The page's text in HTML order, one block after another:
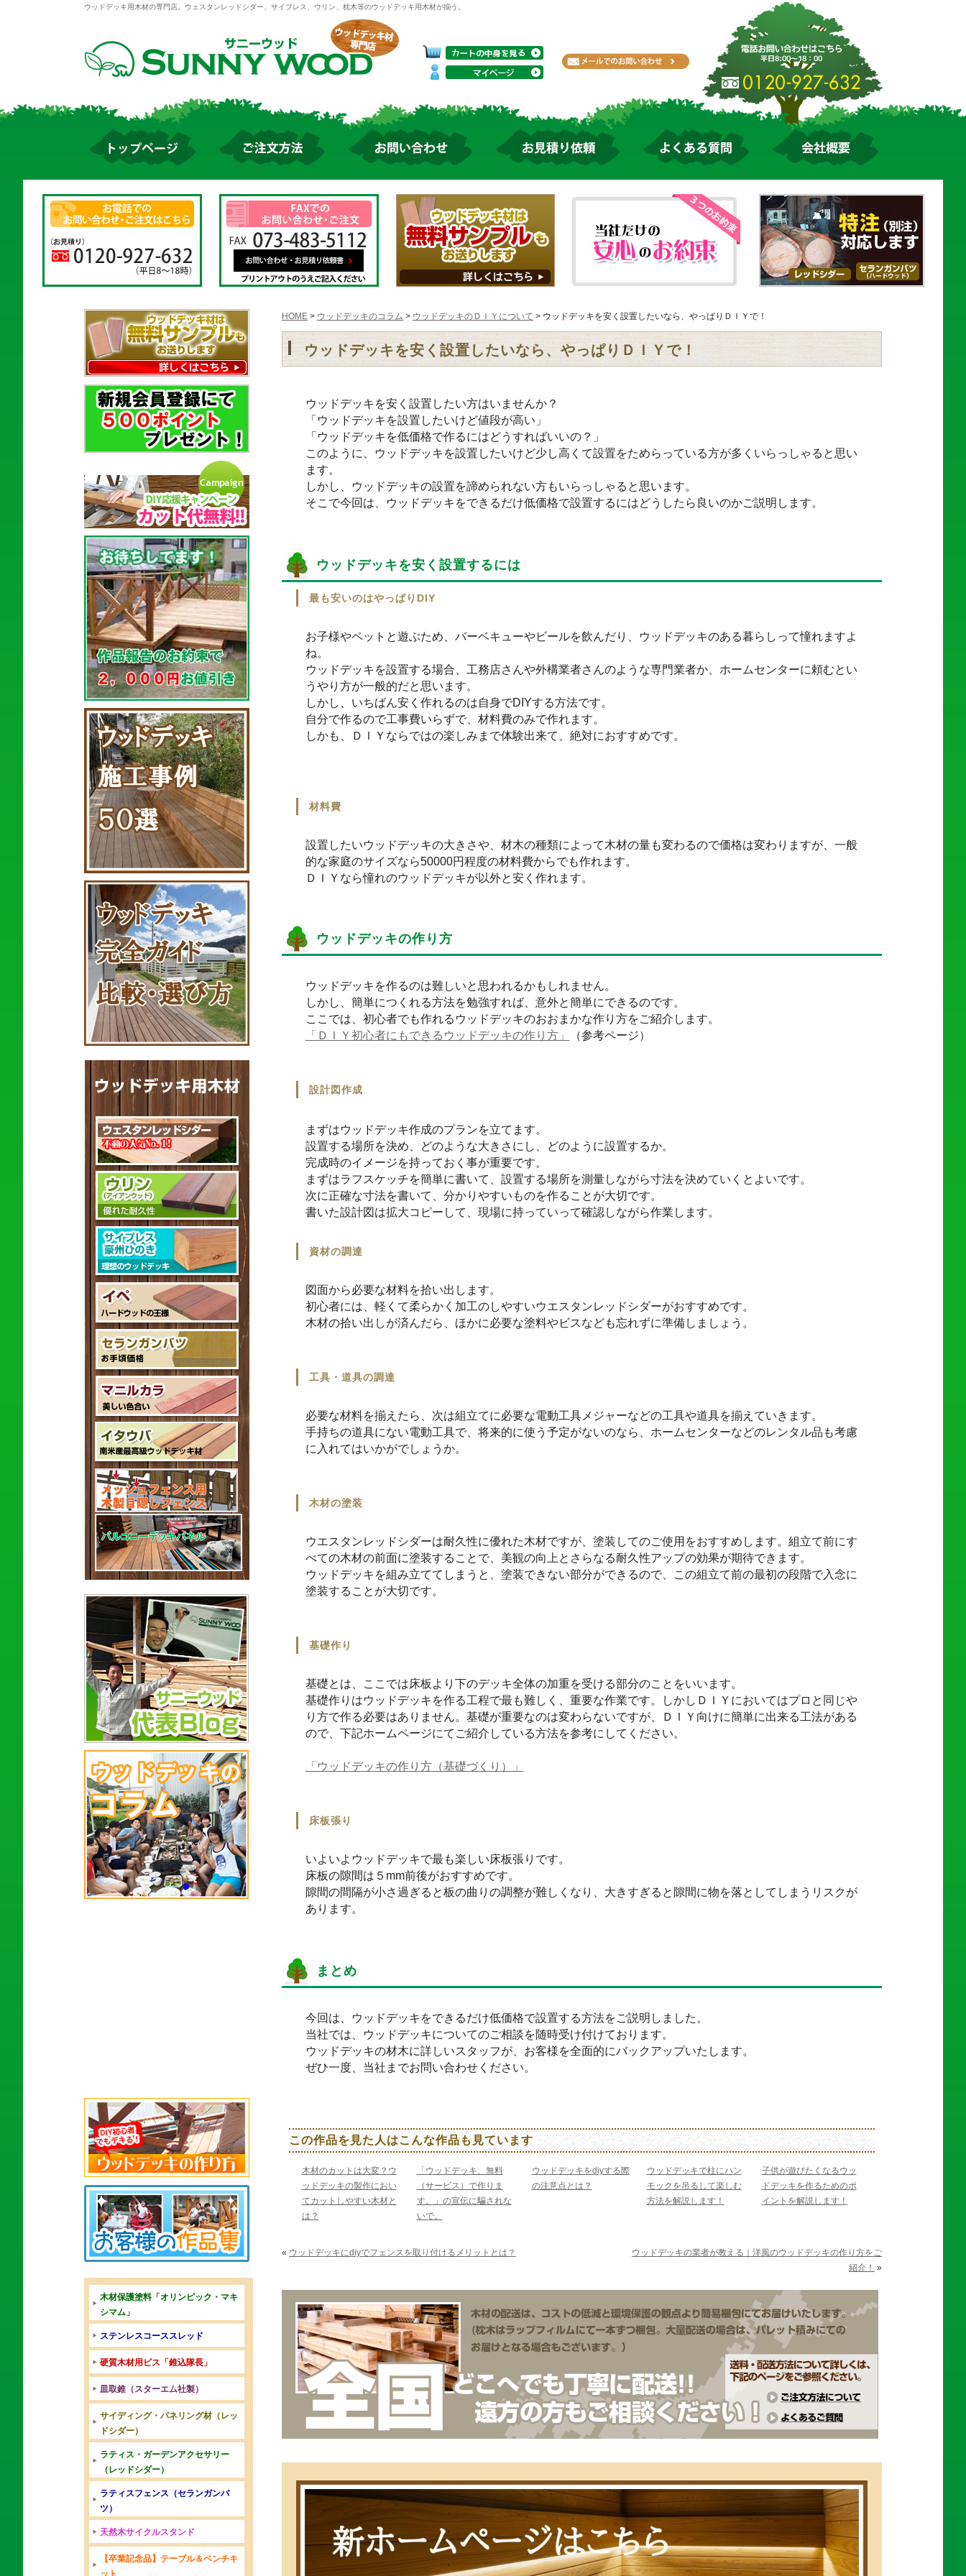
ウッドデッキ用木材の専門店。ウェスタンレッドシダー、サイプレス、ウリン、枕木等のウッドデッキ用木材が揃う。
HOME > ウッドデッキのコラム > ウッドデッキのＤＩＹについて > ウッドデッキを安く設置したいなら、やっぱりＤＩＹで！
ウッドデッキを安く設置したいなら、やっぱりＤＩＹで！
ウッドデッキを安く設置したい方はいませんか？
「ウッドデッキを設置したいけど値段が高い」
「ウッドデッキを低価格で作るにはどうすればいいの？」
このように、ウッドデッキを設置したいけど少し高くて設置をためらっている方が多くいらっしゃると思い
ます。
しかし、ウッドデッキの設置を諦められない方もいらっしゃると思います。
そこで今回は、ウッドデッキをできるだけ低価格で設置するにはどうしたら良いのかご説明します。
ウッドデッキを安く設置するには
最も安いのはやっぱりDIY
お子様やペットと遊ぶため、バーベキューやビールを飲んだり、ウッドデッキのある暮らしって憧れますよ
ね。
ウッドデッキを設置する場合、工務店さんや外構業者さんのような専門業者か、ホームセンターに頼むとい
うやり方が一般的だと思います。
しかし、いちばん安く作れるのは自身でDIYする方法です。
自分で作るので工事費いらずで、材料費のみで作れます。
しかも、ＤＩＹならではの楽しみまで体験出来て、絶対におすすめです。
材料費
設置したいウッドデッキの大きさや、材木の種類によって木材の量も変わるので価格は変わりますが、一般
的な家庭のサイズなら50000円程度の材料費からでも作れます。
ＤＩＹなら憧れのウッドデッキが以外と安く作れます。
ウッドデッキの作り方
ウッドデッキを作るのは難しいと思われるかもしれません。
しかし、簡単につくれる方法を勉強すれば、意外と簡単にできるのです。
ここでは、初心者でも作れるウッドデッキのおおまかな作り方をご紹介します。
「ＤＩＹ初心者にもできるウッドデッキの作り方」
（参考ページ）
設計図作成
まずはウッドデッキ作成のプランを立てます。
設置する場所を決め、どのような大きさにし、どのように設置するか。
完成時のイメージを持っておく事が重要です。
まずはラフスケッチを簡単に書いて、 設置する場所を測量しながら寸法を決めていくとよいです。
次に正確な寸法を書いて、分かりやすいものを作ることが大切です。
書いた設計図は拡大コピーして、 現場に持っていって確認しながら作業します。
資材の調達
図面から必要な材料を拾い出します。
初心者には、軽くて柔らかく加工のしやすいウエスタンレッドシダーがおすすめです。
木材の拾い出しが済んだら、ほかに必要な塗料やビスなども忘れずに準備しましょう。
工具・道具の調達
必要な材料を揃えたら、次は組立てに必要な電動工具メジャーなどの工具や道具を揃えていきます。
手持ちの道具にない電動工具で、将来的に使う予定がないのなら、ホームセンターなどのレンタル品も考慮
に入れてはいかがでしょうか。
木材の塗装
ウエスタンレッドシダーは耐久性に優れた木材ですが、塗装してのご使用をおすすめします。組立て前にす
べての木材の前面に塗装することで、美観の向上とさらなる耐久性アップの効果が期待できます。
ウッドデッキを組み立ててしまうと、塗装できない部分ができるので、この組立て前の最初の段階で入念に
塗装することが大切です。
基礎作り
基礎とは、ここでは床板より下のデッキ全体の加重を受ける部分のことをいいます。
基礎作りはウッドデッキを作る工程で最も難しく、重要な作業です。しかしＤＩＹにおいてはプロと同じや
り方で作る必要はありません。基礎が重要なのは変わらないですが、ＤＩＹ向けに簡単に出来る工法がある
ので、下記ホームページにてご紹介している方法を参考にしてください。
「ウッドデッキの作り方（基礎づくり）」
床板張り
いよいよウッドデッキで最も楽しい床板張りです。
床板の隙間は５ mm前後がおすすめです。
隙間の間隔が小さ過ぎると板の曲りの調整が難しくなり、大きすぎると隙間に物を落としてしまうリスクが
あります。
まとめ
今回は、ウッドデッキをできるだけ低価格で設置する方法をご説明しました。
当社では、ウッドデッキについてのご相談を随時受け付けております。
ウッドデッキの材木に詳しいスタッフが、お客様を全面的にバックアップいたします。
ぜひ一度、当社までお問い合わせください。
この作品を見た人はこんな作品も見ています
木材のカットは大変？ウ
ッドデッキの製作におい
てカットしやすい木材と
は？
「ウッドデッキ、無料
（サービス）で作りま
す。」の宣伝に騙されな
いで。
ウッドデッキをdiyする際
の注意点とは？
ウッドデッキで柱にハン
モックを吊るして楽しむ
方法を解説します！
子供が遊びたくなるウッ
ドデッキを作るためのポ
イントを解説します！
« ウッドデッキにdiyでフェンスを取り付けるメリットとは？
ウッドデッキの業者が教える｜洋風のウッドデッキの作り方をご
紹介！ »
木材保護塗料「オリンピック・マキ
シマム」
ステンレスコーススレッド
硬質木材用ビス「錐込隊長」
皿取錐（スターエム社製）
サイディング・パネリング材（レッ
ドシダー）
ラティス・ガーデンアクセサリー
（レッドシダー）
ラティスフェンス（セランガンバ
ツ）
天然木サイクルスタンド
【卒業記念品】テーブル＆ベンチキ
ット